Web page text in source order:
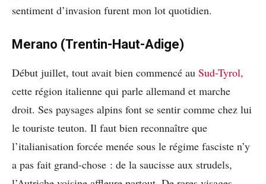
sentiment d’invasion furent mon lot quotidien.
Merano (Trentin-Haut-Adige)
Début juillet, tout avait bien commencé au Sud-Tyrol,
cette région italienne qui parle allemand et marche
droit. Ses paysages alpins font se sentir comme chez lui
le touriste teuton. Il faut bien reconnaître que
l’italianisation forcée menée sous le régime fasciste n’y
a pas fait grand-chose : de la saucisse aux strudels,